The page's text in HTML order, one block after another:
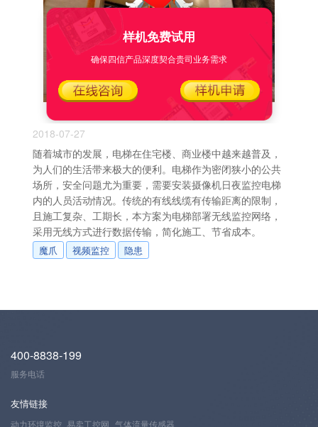
2018-07-27
随着城市的发展，电梯在住宅楼、商业楼中越来越普及，
为人们的生活带来极大的便利。电梯作为密闭狭小的公共
场所，安全问题尤为重要，需要安装摄像机日夜监控电梯
内的人员活动情况。传统的有线线缆有传输距离的限制，
且施工复杂、工期长，本方案为电梯部署无线监控网络，
采用无线方式进行数据传输，简化施工、节省成本。
魔爪 视频监控 隐患
400-8838-199
服务电话
友情链接
动力环境监控 易卖工控网 气体流量传感器
样机免费试用
确保四信产品深度契合贵司业务需求